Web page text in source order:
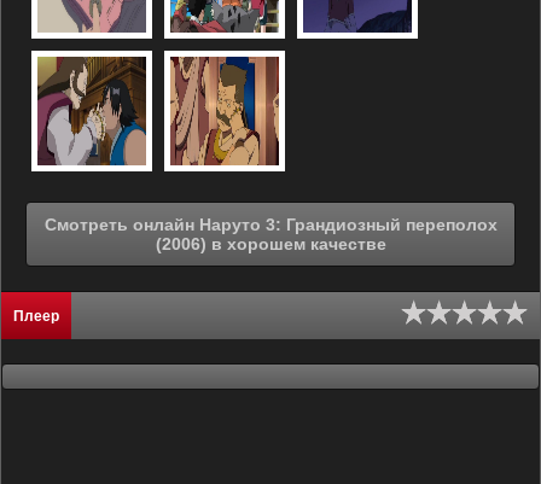
Смотреть онлайн Наруто 3: Грандиозный переполох
(2006) в хорошем качестве
Плеер